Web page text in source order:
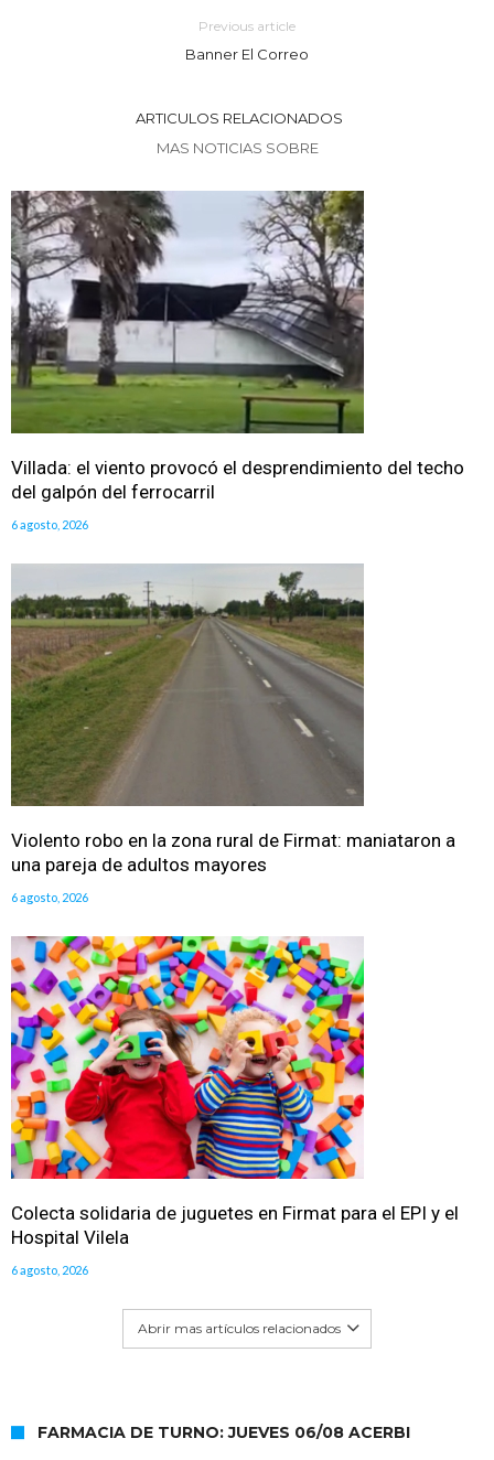
Previous article
Banner El Correo
ARTICULOS RELACIONADOS
MAS NOTICIAS SOBRE
Villada: el viento provocó el desprendimiento del techo
del galpón del ferrocarril
6 agosto, 2026
Violento robo en la zona rural de Firmat: maniataron a
una pareja de adultos mayores
6 agosto, 2026
Colecta solidaria de juguetes en Firmat para el EPI y el
Hospital Vilela
6 agosto, 2026
Abrir mas artículos relacionados
FARMACIA DE TURNO: JUEVES 06/08 ACERBI